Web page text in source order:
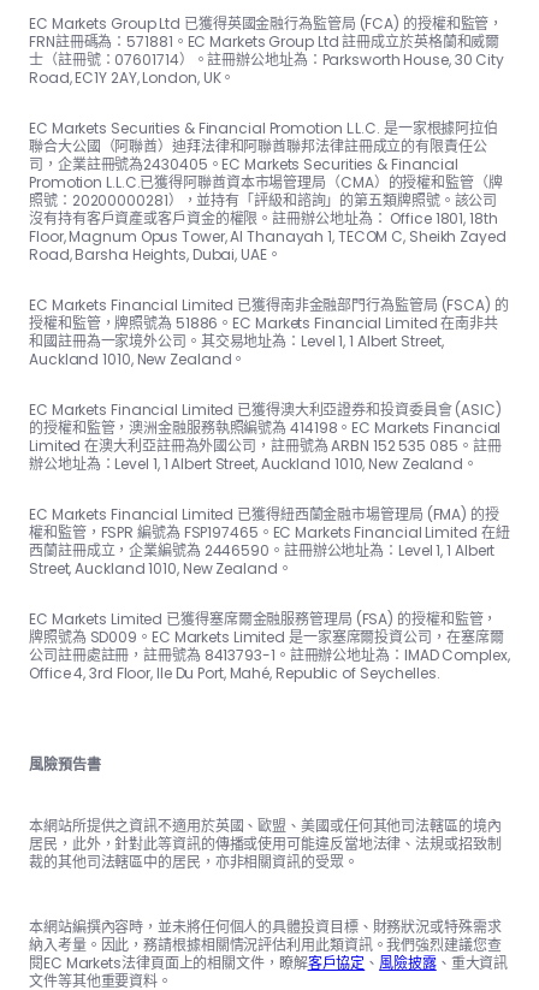
EC Markets Group Ltd 已獲得英國金融行為監管局 (FCA) 的授權和監管，
FRN註冊碼為：57188​​1。EC Markets Group Ltd 註冊成立於英格蘭和威爾
士（註冊號：07601714）。註冊辦公地址為：Parksworth House, 30 City
Road, EC1Y 2AY, London, UK。
EC Markets Securities & Financial Promotion L.L.C. 是一家根據阿拉伯
聯合大公國（阿聯酋）迪拜法律和阿聯酋聯邦法律註冊成立的有限責任公
司，企業註冊號為2430405。EC Markets Securities & Financial
Promotion L.L.C.已獲得阿聯酋資本市場管理局（CMA）的授權和監管（牌
照號：20200000281），並持有「評級和諮詢」的第五類牌照號。該公司
沒有持有客戶資產或客戶資金的權限。註冊辦公地址為： Office 1801, 18th
Floor, Magnum Opus Tower, Al Thanayah 1, TECOM C, Sheikh Zayed
Road, Barsha Heights, Dubai, UAE。
EC Markets Financial Limited 已獲得南非金融部門行為監管局 (FSCA) 的
授權和監管，牌照號為 51886。EC Markets Financial Limited 在南非共
和國註冊為一家境外公司。其交易地址為：Level 1, 1 Albert Street,
Auckland 1010, New Zealand。
EC Markets Financial Limited 已獲得澳大利亞證券和投資委員會 (ASIC)
的授權和監管，澳洲金融服務執照編號為 414198。EC Markets Financial
Limited 在澳大利亞註冊為外國公司，註冊號為 ARBN 152 535 085。註冊
辦公地址為：Level 1, 1 Albert Street, Auckland 1010, New Zealand。
EC Markets Financial Limited 已獲得紐西蘭金融市場管理局 (FMA) 的授
權和監管，FSPR 編號為 FSP197465。EC Markets Financial Limited 在紐
西蘭註冊成立，企業編號為 2446590。註冊辦公地址為：Level 1, 1 Albert
Street, Auckland 1010, New Zealand。
EC Markets Limited 已獲得塞席爾金融服務管理局 (FSA) 的授權和監管，
牌照號為 SD009。EC Markets Limited 是一家塞席爾投資公司，在塞席爾
公司註冊處註冊，註冊號為 8413793-1。註冊辦公地址為：IMAD Complex,
Office 4, 3rd Floor, Ile Du Port, Mahé, Republic of Seychelles.
風險預告書
本網站所提供之資訊不適用於英國、歐盟、美國或任何其他司法轄區的境內
居民，此外，針對此等資訊的傳播或使用可能違反當地法律、法規或招致制
裁的其他司法轄區中的居民，亦非相關資訊的受眾。
本網站編撰內容時，並未將任何個人的具體投資目標、財務狀況或特殊需求
納入考量。因此，務請根據相關情況評估利用此類資訊。我們強烈建議您查
閱EC Markets法律頁面上的相關文件，瞭解客戶協定 、風險披露、重大資訊
文件等其他重要資料。